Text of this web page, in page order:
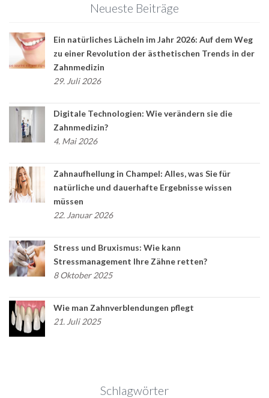
Neueste Beiträge
Ein natürliches Lächeln im Jahr 2026: Auf dem Weg
zu einer Revolution der ästhetischen Trends in der
Zahnmedizin
29. Juli 2026
Digitale Technologien: Wie verändern sie die
Zahnmedizin?
4. Mai 2026
Zahnaufhellung in Champel: Alles, was Sie für
natürliche und dauerhafte Ergebnisse wissen
müssen
22. Januar 2026
Stress und Bruxismus: Wie kann
Stressmanagement Ihre Zähne retten?
8 Oktober 2025
Wie man Zahnverblendungen pflegt
21. Juli 2025
Schlagwörter